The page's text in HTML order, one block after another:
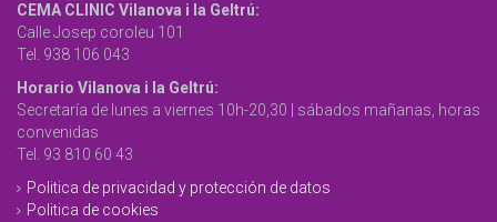
CEMA CLINIC Vilanova i la Geltrú:
Calle Josep coroleu 101
Tel. 938 106 043
Horario Vilanova i la Geltrú:
Secretaría de lunes a viernes 10h-20,30 | sábados mañanas, horas
convenidas
Tel. 93 810 60 43
Politica de privacidad y protección de datos
Politica de cookies